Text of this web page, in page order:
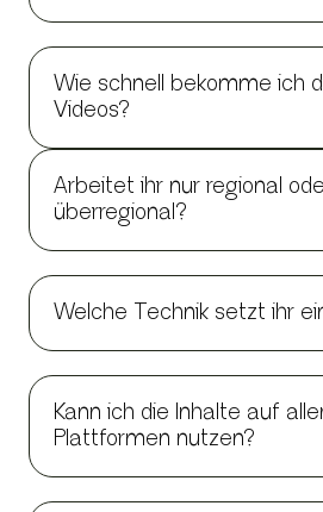
Wie schnell bekomme ich
Videos?
⁠Arbeitet ihr nur regional
überregional?
Welche Technik setzt ihr
⁠Kann ich die Inhalte auf
Plattformen nutzen?